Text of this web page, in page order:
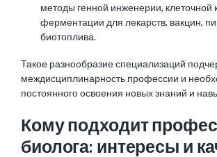
методы генной инженерии, клеточной
ферментации для лекарств, вакцин,
биотоплива.
Такое разнообразие специализаций
междисциплинарность профессии и
постоянного освоения новых знаний и
Кому подходит
биолога: интересы и